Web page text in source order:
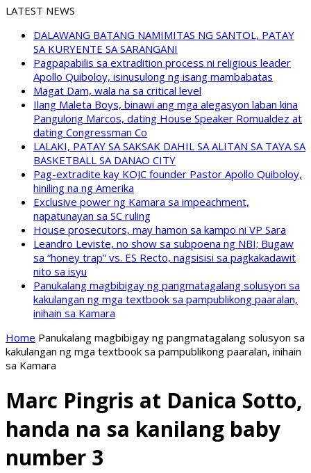
LATEST NEWS
DALAWANG BATANG NAMIMITAS NG SANTOL, PATAY
SA KURYENTE SA SARANGANI
Pagpapabilis sa extradition process ni religious leader
Apollo Quiboloy, isinusulong ng isang mambabatas
Magat Dam, wala na sa critical level
Ilang Maleta Boys, binawi ang mga alegasyon laban kina
Pangulong Marcos, dating House Speaker Romualdez at
dating Congressman Co
LALAKI, PATAY SA SAKSAK DAHIL SA ALITAN SA TAYA SA
BASKETBALL SA DANAO CITY
Pag-extradite kay KOJC founder Pastor Apollo Quiboloy,
hiniling na ng Amerika
Exclusive power ng Kamara sa impeachment,
napatunayan sa SC ruling
House prosecutors, may hamon sa kampo ni VP Sara
Leandro Leviste, no show sa subpoena ng NBI; Bugaw
sa “honey trap” vs. ES Recto, nagsisisi sa pagkakadawit
nito sa isyu
Panukalang magbibigay ng pangmatagalang solusyon sa
kakulangan ng mga textbook sa pampublikong paaralan,
inihain sa Kamara
Home Panukalang magbibigay ng pangmatagalang solusyon sa
kakulangan ng mga textbook sa pampublikong paaralan, inihain
sa Kamara
Marc Pingris at Danica Sotto,
handa na sa kanilang baby
number 3